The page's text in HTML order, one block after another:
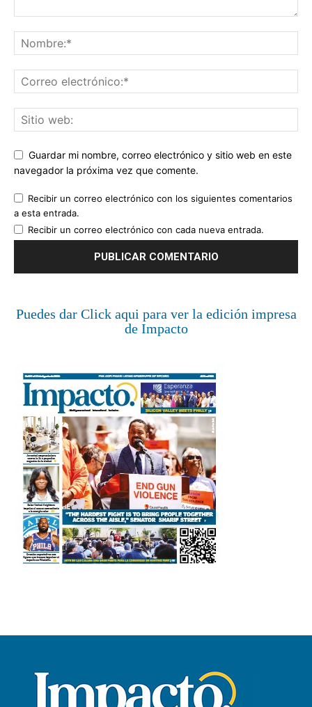
Guardar mi nombre, correo electrónico y sitio web en este
navegador la próxima vez que comente.
Recibir un correo electrónico con los siguientes comentarios
a esta entrada.
Recibir un correo electrónico con cada nueva entrada.
Puedes dar Click aqui para ver la edición impresa
de Impacto